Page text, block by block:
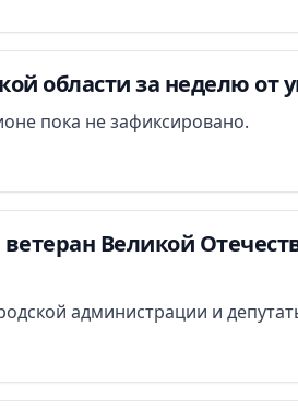
области за неделю от
пока не зафиксировано.
Великой
администрации и